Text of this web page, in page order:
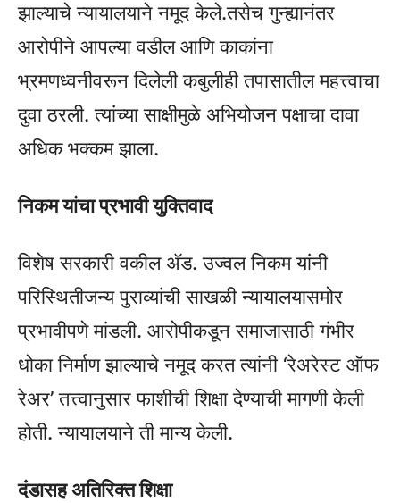
झाल्याचे न्यायालयाने नमूद केले.तसेच गुन्ह्यानंतर
आरोपीने आपल्या वडील आणि काकांना
भ्रमणध्वनीवरून दिलेली कबुलीही तपासातील महत्त्वाचा
दुवा ठरली. त्यांच्या साक्षीमुळे अभियोजन पक्षाचा दावा
अधिक भक्कम झाला.
निकम यांचा प्रभावी युक्तिवाद
विशेष सरकारी वकील अ‍ॅड. उज्वल निकम यांनी
परिस्थितीजन्य पुराव्यांची साखळी न्यायालयासमोर
प्रभावीपणे मांडली. आरोपीकडून समाजासाठी गंभीर
धोका निर्माण झाल्याचे नमूद करत त्यांनी ‘रेअरेस्ट ऑफ
रेअर’ तत्त्वानुसार फाशीची शिक्षा देण्याची मागणी केली
होती. न्यायालयाने ती मान्य केली.
दंडासह अतिरिक्त शिक्षा